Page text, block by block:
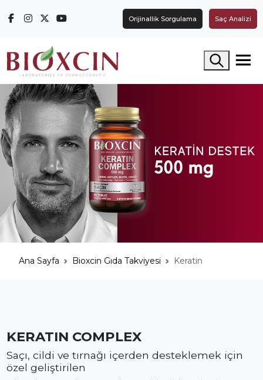
Orijinallik Sorgulama Saç Analizi
Arama yap
Ana Sayfa Bioxcin Gıda Takviyesi Keratin
KERATIN COMPLEX
Saçı, cildi ve tırnağı içerden desteklemek için
özel geliştirilen